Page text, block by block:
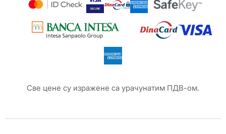
Све цене су изражене са урачунатим ПДВ-ом.